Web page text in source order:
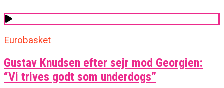
Eurobasket
Gustav Knudsen efter sejr mod Georgien:
“Vi trives godt som underdogs”